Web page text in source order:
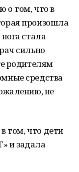
о том, что в
произошла
стала
сильно
родителям
средства
не
том, что дети
и задала